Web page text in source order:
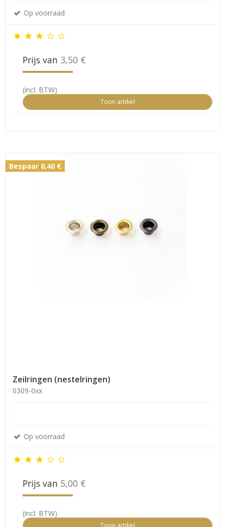
Op voorraad
Prijs van 3,50 €
(incl. BTW)
Toon artikel
Bespaar 0,40 €
Zeilringen (nestelringen)
0309-0xx
.
Op voorraad
Prijs van 5,00 €
(incl. BTW)
Toon artikel